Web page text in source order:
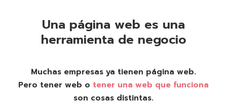
Una página web es una
herramienta de negocio
Muchas empresas ya tienen página web.
Pero tener web o tener una web que funciona
son cosas distintas.